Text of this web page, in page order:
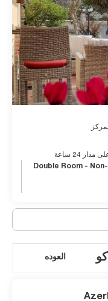
24 ساعة
Double Room -
العوده